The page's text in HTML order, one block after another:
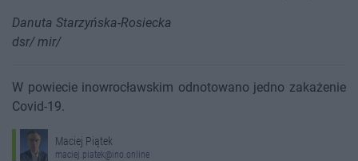
Danuta Starzyńska-Rosiecka
dsr/ mir/
W powiecie inowrocławskim odnotowano jedno zakażenie
Covid-19.
Maciej Piątek
maciej.piatek@ino.online